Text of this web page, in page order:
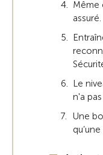
Même
assuré.
Le
n'a
Une